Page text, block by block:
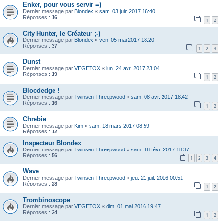
Enker, pour vous servir =)
Dernier message par Blondex « sam. 03 juin 2017 16:40
Réponses : 16 1 2
City Hunter, le Créateur ;-)
Dernier message par Blondex « ven. 05 mai 2017 18:20
Réponses : 37 1 2 3
Dunst
Dernier message par VEGETOX « lun. 24 avr. 2017 23:04
Réponses : 19 1 2
Bloodedge !
Dernier message par Twinsen Threepwood « sam. 08 avr. 2017 18:42
Réponses : 16 1 2
Chrebie
Dernier message par Kim « sam. 18 mars 2017 08:59
Réponses : 12
Inspecteur Blondex
Dernier message par Twinsen Threepwood « sam. 18 févr. 2017 18:37
Réponses : 56 1 2 3 4
Wave
Dernier message par Twinsen Threepwood « jeu. 21 juil. 2016 00:51
Réponses : 28 1 2
Trombinoscope
Dernier message par VEGETOX « dim. 01 mai 2016 19:47
Réponses : 24 1 2